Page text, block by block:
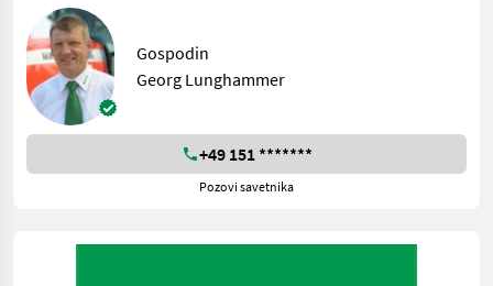
Gospodin
Georg Lunghammer
+49 151 *******
Pozovi savetnika